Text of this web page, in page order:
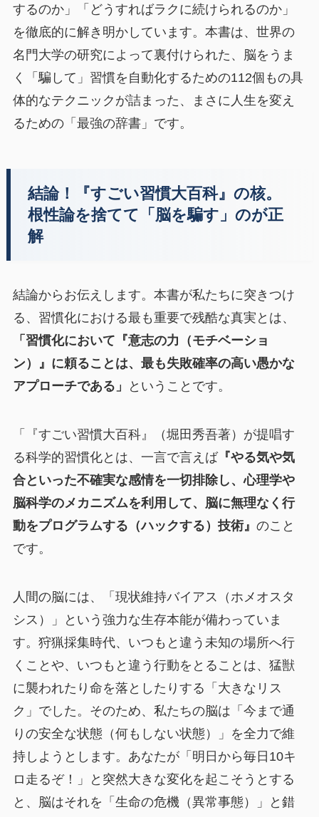
するのか」「どうすればラクに続けられるのか」
を徹底的に解き明かしています。本書は、世界の
名門大学の研究によって裏付けられた、脳をうま
く「騙して」習慣を自動化するための112個もの具
体的なテクニックが詰まった、まさに人生を変え
るための「最強の辞書」です。
結論！『すごい習慣大百科』の核。
根性論を捨てて「脳を騙す」のが正
解
結論からお伝えします。本書が私たちに突きつけ
る、習慣化における最も重要で残酷な真実とは、
「習慣化において『意志の力（モチベーショ
ン）』に頼ることは、最も失敗確率の高い愚かな
アプローチである」
ということです。
「『すごい習慣大百科』（堀田秀吾著）が提唱す
る科学的習慣化とは、一言で言えば『やる気や気
合といった不確実な感情を一切排除し、心理学や
脳科学のメカニズムを利用して、脳に無理なく行
動をプログラムする（ハックする）技術』 のこと
です。
人間の脳には、「現状維持バイアス（ホメオスタ
シス）」という強力な生存本能が備わっていま
す。狩猟採集時代、いつもと違う未知の場所へ行
くことや、いつもと違う行動をとることは、猛獣
に襲われたり命を落としたりする「大きなリス
ク」でした。そのため、私たちの脳は「今まで通
りの安全な状態（何もしない状態）」を全力で維
持しようとします。あなたが「明日から毎日10キ
ロ走るぞ！」と突然大きな変化を起こそうとする
と、脳はそれを「生命の危機（異常事態）」と錯